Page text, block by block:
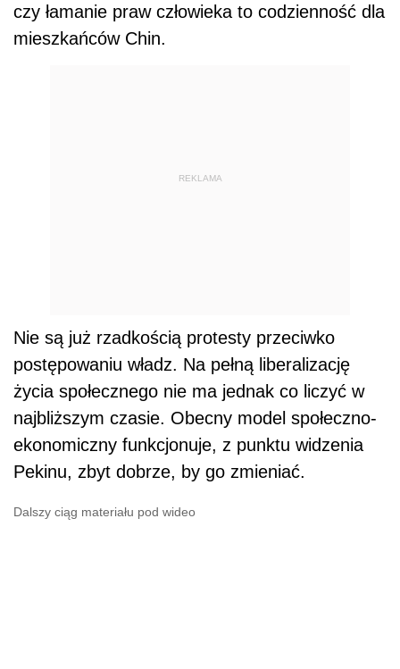
czy łamanie praw człowieka to codzienność dla
mieszkańców Chin.
REKLAMA
Nie są już rzadkością protesty przeciwko
postępowaniu władz. Na pełną liberalizację
życia społecznego nie ma jednak co liczyć w
najbliższym czasie. Obecny model społeczno-
ekonomiczny funkcjonuje, z punktu widzenia
Pekinu, zbyt dobrze, by go zmieniać.
Dalszy ciąg materiału pod wideo